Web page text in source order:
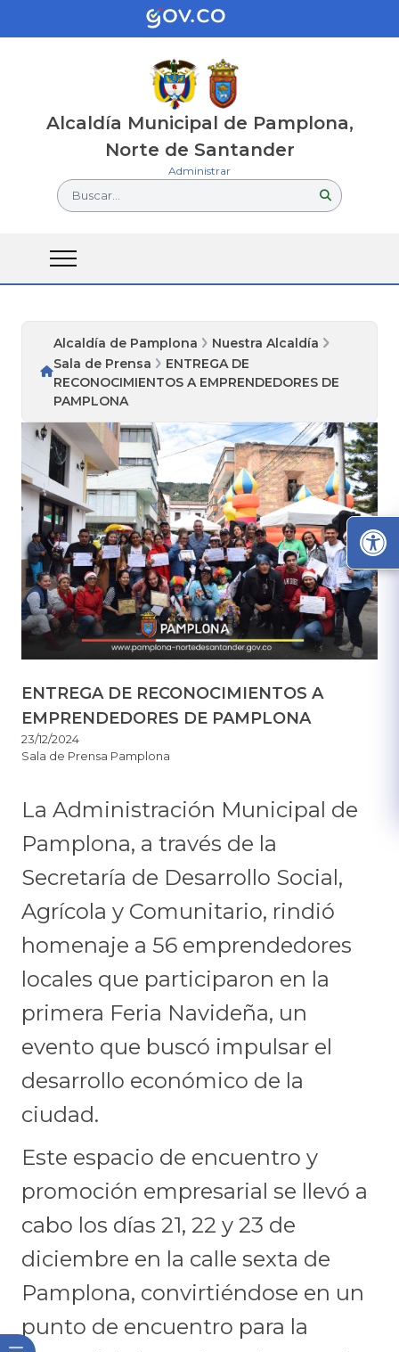
Alcaldía Municipal de Pamplona,
Norte de Santander
Administrar
Buscar...
Alcaldía de Pamplona
Nuestra Alcaldía
Sala de Prensa
ENTREGA DE
RECONOCIMIENTOS A EMPRENDEDORES DE
PAMPLONA
ENTREGA DE RECONOCIMIENTOS A
EMPRENDEDORES DE PAMPLONA
23/12/2024
Sala de Prensa Pamplona
La Administración Municipal de
Pamplona, a través de la
Secretaría de Desarrollo Social,
Agrícola y Comunitario, rindió
homenaje a 56 emprendedores
locales que participaron en la
primera Feria Navideña, un
evento que buscó impulsar el
desarrollo económico de la
ciudad.
Este espacio de encuentro y
promoción empresarial se llevó a
cabo los días 21, 22 y 23 de
diciembre en la calle sexta de
Pamplona, convirtiéndose en un
punto de encuentro para la